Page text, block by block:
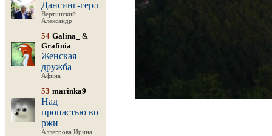
Дансинг-герл
Вертинский
Александр
54 Galina_
&
Grafinia
Женская
дружба
Афина
53 marinka9
Над
пропастью во
ржи
Аллегрова Ирина